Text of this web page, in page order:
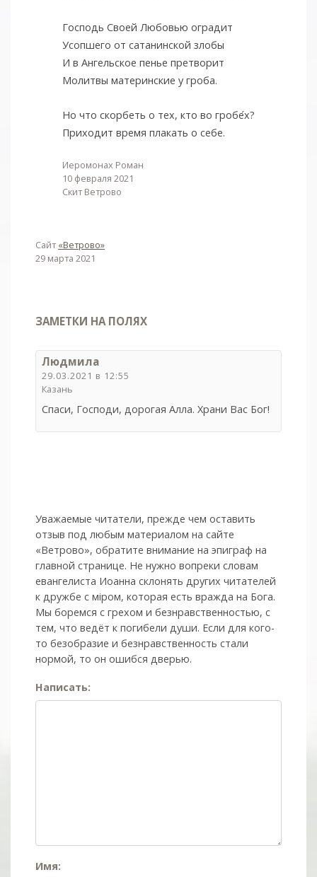
Господь Своей Любовью оградит
Усопшего от сатанинской злобы
И в Ангельское пенье претворит
Молитвы материнские у гроба.
Но что скорбеть о тех, кто во гробех?
Приходит время плакать о себе.
Иеромонах Роман
10 февраля 2021
Cкит Ветрово
Сайт«Ветрово»
29 марта 2021
ЗАМЕТКИ НА ПОЛЯХ
Людмила
29.03.2021 в 12:55
Казань
Спаси, Господи, дорогая Алла. Храни Вас Бог!
Уважаемые читатели, прежде чем оставить
отзыв под любым материалом на сайте
«Ветрово», обратите внимание на эпиграф на
главной странице. Не нужно вопреки словам
евангелиста Иоанна склонять других читателей
к дружбе с мiром, которая есть вражда на Бога.
Мы боремся с грехом и без­нрав­ствен­ностью, с
тем, что ведёт к погибели души. Если для кого-
то безобразие и безнравственность стали
нормой, то он ошибся дверью.
Написать:
Имя: